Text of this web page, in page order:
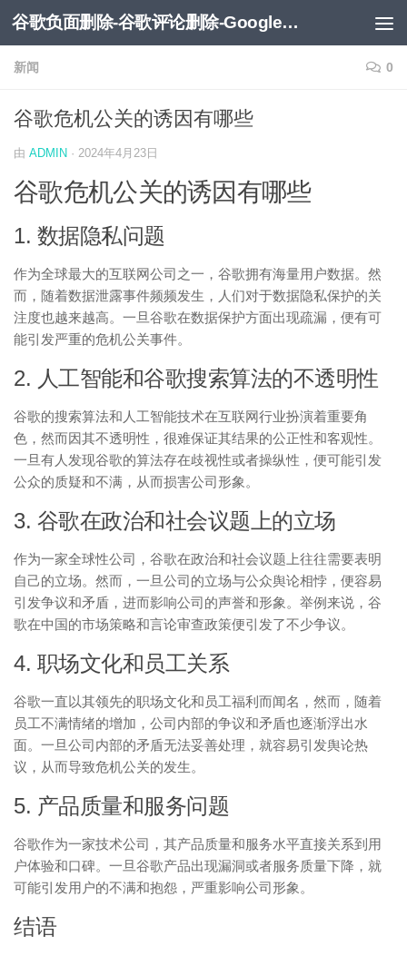
跳至内容 谷歌负面删除-谷歌评论删除-Google负面移除-Google负面评论删除
新闻 0
谷歌危机公关的诱因有哪些
由 ADMIN · 2024年4月23日
谷歌危机公关的诱因有哪些
1. 数据隐私问题
作为全球最大的互联网公司之一，谷歌拥有海量用户数据。然
而，随着数据泄露事件频频发生，人们对于数据隐私保护的关
注度也越来越高。一旦谷歌在数据保护方面出现疏漏，便有可
能引发严重的危机公关事件。
2. 人工智能和谷歌搜索算法的不透明性
谷歌的搜索算法和人工智能技术在互联网行业扮演着重要角
色，然而因其不透明性，很难保证其结果的公正性和客观性。
一旦有人发现谷歌的算法存在歧视性或者操纵性，便可能引发
公众的质疑和不满，从而损害公司形象。
3. 谷歌在政治和社会议题上的立场
作为一家全球性公司，谷歌在政治和社会议题上往往需要表明
自己的立场。然而，一旦公司的立场与公众舆论相悖，便容易
引发争议和矛盾，进而影响公司的声誉和形象。举例来说，谷
歌在中国的市场策略和言论审查政策便引发了不少争议。
4. 职场文化和员工关系
谷歌一直以其领先的职场文化和员工福利而闻名，然而，随着
员工不满情绪的增加，公司内部的争议和矛盾也逐渐浮出水
面。一旦公司内部的矛盾无法妥善处理，就容易引发舆论热
议，从而导致危机公关的发生。
5. 产品质量和服务问题
谷歌作为一家技术公司，其产品质量和服务水平直接关系到用
户体验和口碑。一旦谷歌产品出现漏洞或者服务质量下降，就
可能引发用户的不满和抱怨，严重影响公司形象。
结语